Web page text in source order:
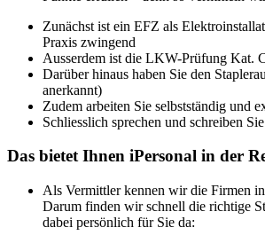
Zunächst ist ein EFZ als
Praxis zwingend
Ausserdem ist die LKW-Prüfung Kat.
Darüber hinaus haben Sie den
anerkannt)
Zudem arbeiten Sie selbstständig und
Schliesslich sprechen und schreiben
Das bietet Ihnen iPersonal in der
Als Vermittler kennen wir die Firmen in
Darum finden wir schnell die richtige
dabei persönlich für Sie da: